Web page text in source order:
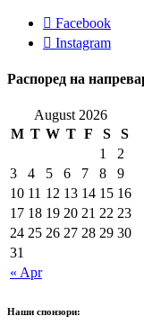
Facebook
Instagram
Распоред на
August 2026
M T W T F S S
« Apr
1
2
3
4 5 6 7 8
9
10 11 12 13 14 15 16
17 18 19 20 21 22 23
24 25 26 27 28 29 30
31
Наши спонзори: